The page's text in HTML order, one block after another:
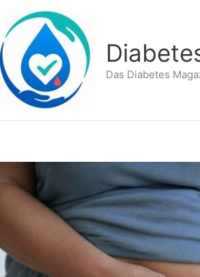
Das Diabetes